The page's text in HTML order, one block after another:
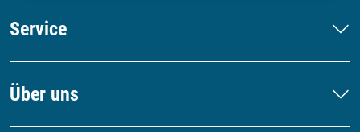
Service
Über uns